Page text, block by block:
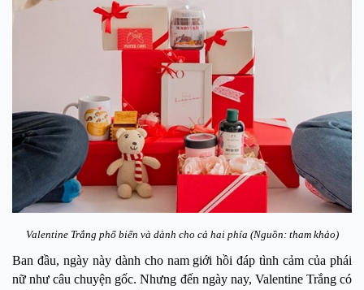
Valentine Trắng phổ biến và dành cho cả hai phía (Nguồn: tham khảo)
Ban đầu, ngày này dành cho nam giới hồi đáp tình cảm của phái
nữ như câu chuyện gốc. Nhưng đến ngày nay, Valentine Trắng có